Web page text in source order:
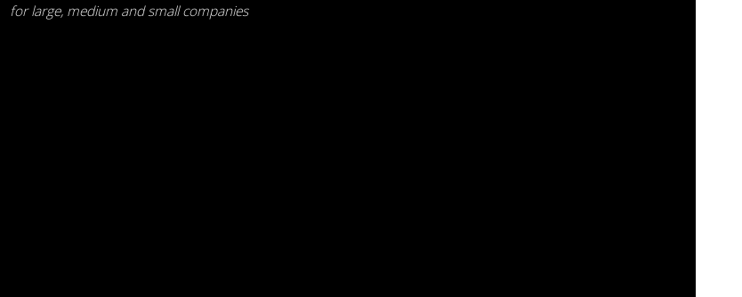
for large, medium and small companies
for large, medium and small companies